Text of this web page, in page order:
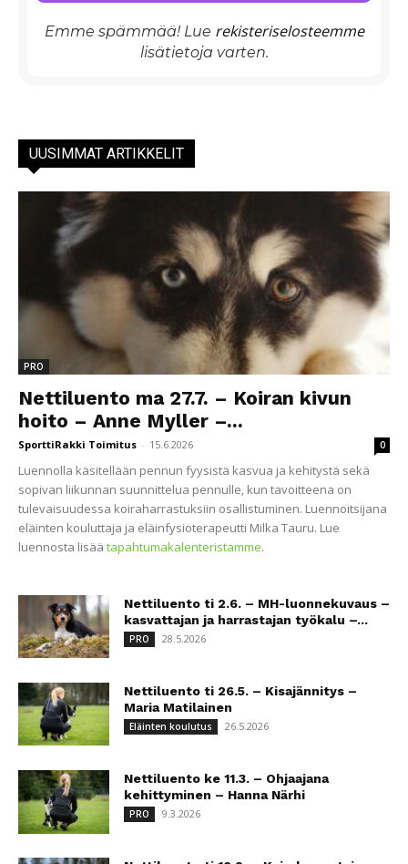
Emme spämmää! Lue rekisteriselosteemme
lisätietoja varten.
UUSIMMAT ARTIKKELIT
PRO
Nettiluento ma 27.7. – Koiran kivun
hoito – Anne Myller –...
SporttiRakki Toimitus - 15.6.2026 0
Luennolla käsitellään pennun fyysistä kasvua ja kehitystä sekä
sopivan liikunnan suunnittelua pennulle, kun tavoitteena on
tulevaisuudessa koiraharrastuksiin osallistuminen. Luennoitsijana
eläinten kouluttaja ja eläinfysioterapeutti Milka Tauru. Lue
luennosta lisää tapahtumakalenteristamme.
Nettiluento ti 2.6. – MH-luonnekuvaus –
kasvattajan ja harrastajan työkalu –...
PRO 28.5.2026
Nettiluento ti 26.5. – Kisajännitys –
Maria Matilainen
Eläinten koulutus 26.5.2026
Nettiluento ke 11.3. – Ohjaajana
kehittyminen – Hanna Närhi
PRO 9.3.2026